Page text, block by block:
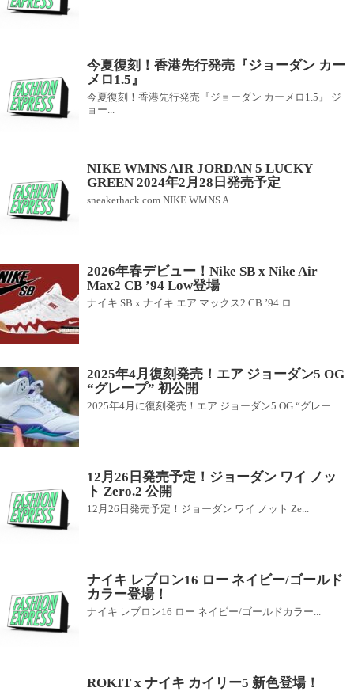
今夏復刻！香港先行発売『ジョーダン カー
メロ1.5』
今夏復刻！香港先行発売『ジョーダン カーメロ1.5』 ジ
ョー...
NIKE WMNS AIR JORDAN 5 LUCKY
GREEN 2024年2月28日発売予定
sneakerhack.com NIKE WMNS A...
2026年春デビュー！Nike SB x Nike Air
Max2 CB ’94 Low登場
ナイキ SB x ナイキ エア マックス2 CB ’94 ロ...
2025年4月復刻発売！エア ジョーダン5 OG
“グレープ” 初公開
2025年4月に復刻発売！エア ジョーダン5 OG “グレー...
12月26日発売予定！ジョーダン ワイ ノッ
ト Zero.2 公開
12月26日発売予定！ジョーダン ワイ ノット Ze...
ナイキ レブロン16 ロー ネイビー/ゴールド
カラー登場！
ナイキ レブロン16 ロー ネイビー/ゴールドカラー...
ROKIT x ナイキ カイリー5 新色登場！